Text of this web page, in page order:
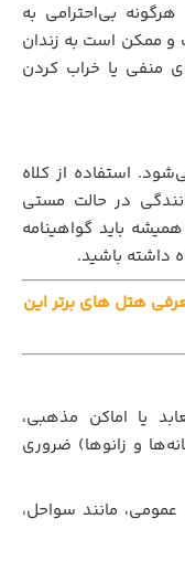
هرگونه بی‌احترامی به
و ممکن است به زندان
منفی یا خراب کردن
استفاده از کلاه
در حالت مستی
باید گواهینامه
داشته باشید.
هتل های برتر این
یا اماکن مذهبی،
و زانوها) ضروری
مانند سواحل،